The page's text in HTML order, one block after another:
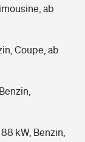
ab
Coupe, ab
kW, Benzin,